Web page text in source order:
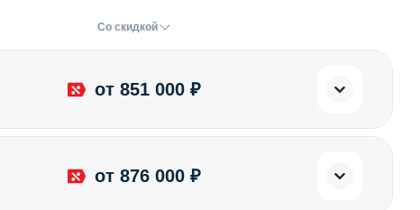
Со скидкой
от 851 000 ₽
от 876 000 ₽